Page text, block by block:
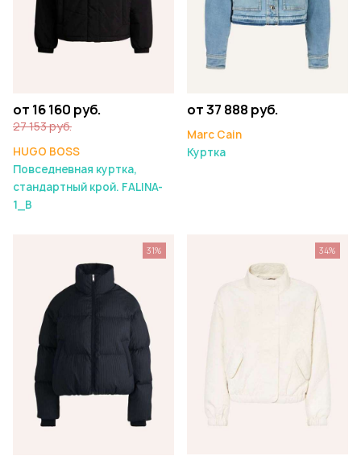
от 16 160 руб.
27 153 руб.
HUGO BOSS
Повседневная куртка,
стандартный крой. FALINA-
1_B
от 37 888 руб.
Marc Cain
Куртка
31% 34%